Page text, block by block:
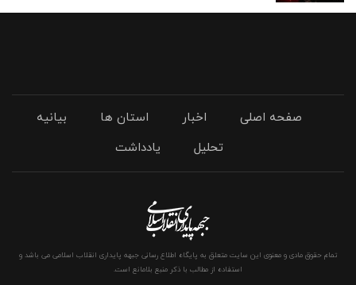
صفحه اصلی اخبار استان ها
بیانیه
تحلیل
یادداشت
تمام حقوق مادی و معنوی این سایت متعلق به پایگاه اطلاع رسانی جبهه پایداری انقلاب اسلامی می باشد و
استفاده از مطالب با ذکر منبع بلامانع است.